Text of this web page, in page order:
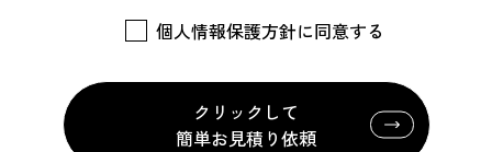
個人情報保護方針に同意する
クリックして
簡単お見積り依頼